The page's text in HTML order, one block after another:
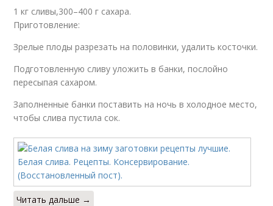
1 кг сливы,300–400 г сахара.
Приготовление:
Зрелые плоды разрезать на половинки, удалить косточки.
Подготовленную сливу уложить в банки, послойно
пересыпая сахаром.
Заполненные банки поставить на ночь в холодное место,
чтобы слива пустила сок.
Читать дальше →